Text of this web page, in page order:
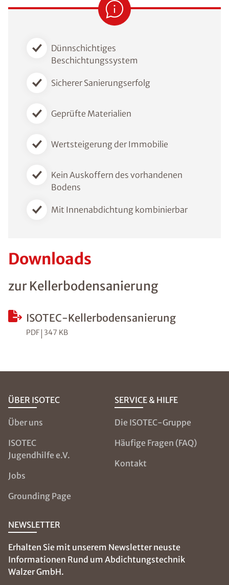
Dünnschichtiges
Beschichtungssystem
Sicherer Sanierungserfolg
Geprüfte Materialien
Wertsteigerung der Immobilie
Kein Auskoffern des vorhandenen
Bodens
Mit Innenabdichtung kombinierbar
Downloads
zur Kellerbodensanierung
ISOTEC-Kellerbodensanierung
PDF 347 KB
ÜBER ISOTEC
Über uns
ISOTEC
Jugendhilfe e.V.
Jobs
Grounding Page
SERVICE & HILFE
Die ISOTEC-Gruppe
Häufige Fragen (FAQ)
Kontakt
NEWSLETTER
Erhalten Sie mit unserem Newsletter neuste
Informationen Rund um Abdichtungstechnik
Walzer GmbH.